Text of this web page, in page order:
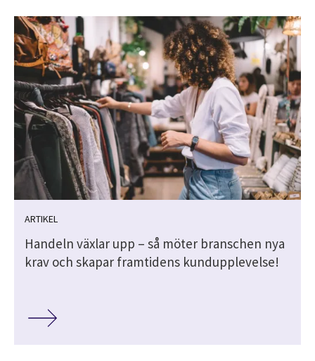
ARTIKEL
Handeln växlar upp – så möter branschen nya
krav och skapar framtidens kundupplevelse!